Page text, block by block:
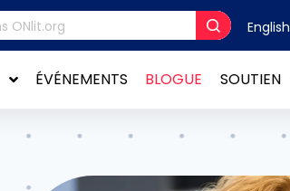
English
ÉVÉNEMENTS BLOGUE SOUTIEN